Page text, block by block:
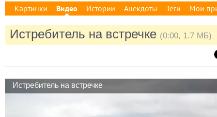
Картинки Видео Истории Анекдоты Теги Мои
Истребитель на встречке (0:00, 1.7 МБ)
Истребитель на встречке